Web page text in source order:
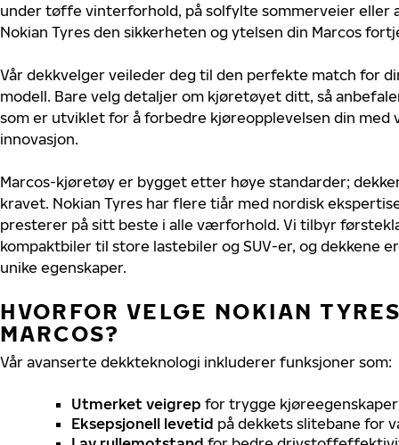
under tøffe vinterforhold, på solfylte sommerveier eller
Nokian Tyres den sikkerheten og ytelsen din Marcos
Vår dekkvelger veileder deg til den perfekte match for
modell. Bare velg detaljer om kjøretøyet ditt, så
som er utviklet for å forbedre kjøreopplevelsen din med
innovasjon.
Marcos-kjøretøy er bygget etter høye standarder;
kravet. Nokian Tyres har flere tiår med nordisk
presterer på sitt beste i alle værforhold. Vi tilbyr
kompaktbiler til store lastebiler og SUV-er, og dekkene
unike egenskaper.
HVORFOR VELGE NOKIAN
MARCOS?
Vår avanserte dekkteknologi inkluderer funksjoner som:
Utmerket veigrep for trygge
Eksepsjonell levetid på dekkets slitebane for